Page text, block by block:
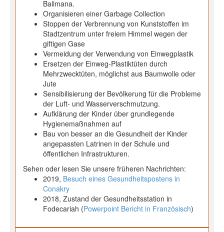
Balimana.
Organisieren einer Garbage Collection
Stoppen der Verbrennung von Kunststoffen im
Stadtzentrum unter freiem Himmel wegen der
giftigen Gase
Vermeidung der Verwendung von Einwegplastik
Ersetzen der Einweg-Plastiktüten durch
Mehrzwecktüten, möglichst aus Baumwolle oder
Jute
Sensibilisierung der Bevölkerung für die Probleme
der Luft- und Wasserverschmutzung.
Aufklärung der Kinder über grundlegende
Hygienemaßnahmen auf
Bau von besser an die Gesundheit der Kinder
angepassten Latrinen in der Schule und
öffentlichen Infrastrukturen.
Sehen oder lesen Sie unsere früheren Nachrichten:
2019, Besuch eines Gesundheitspostens in
Conakry
2018, Zustand der Gesundheitsstation in
Fodecariah (Powerpoint Bericht in Französisch)